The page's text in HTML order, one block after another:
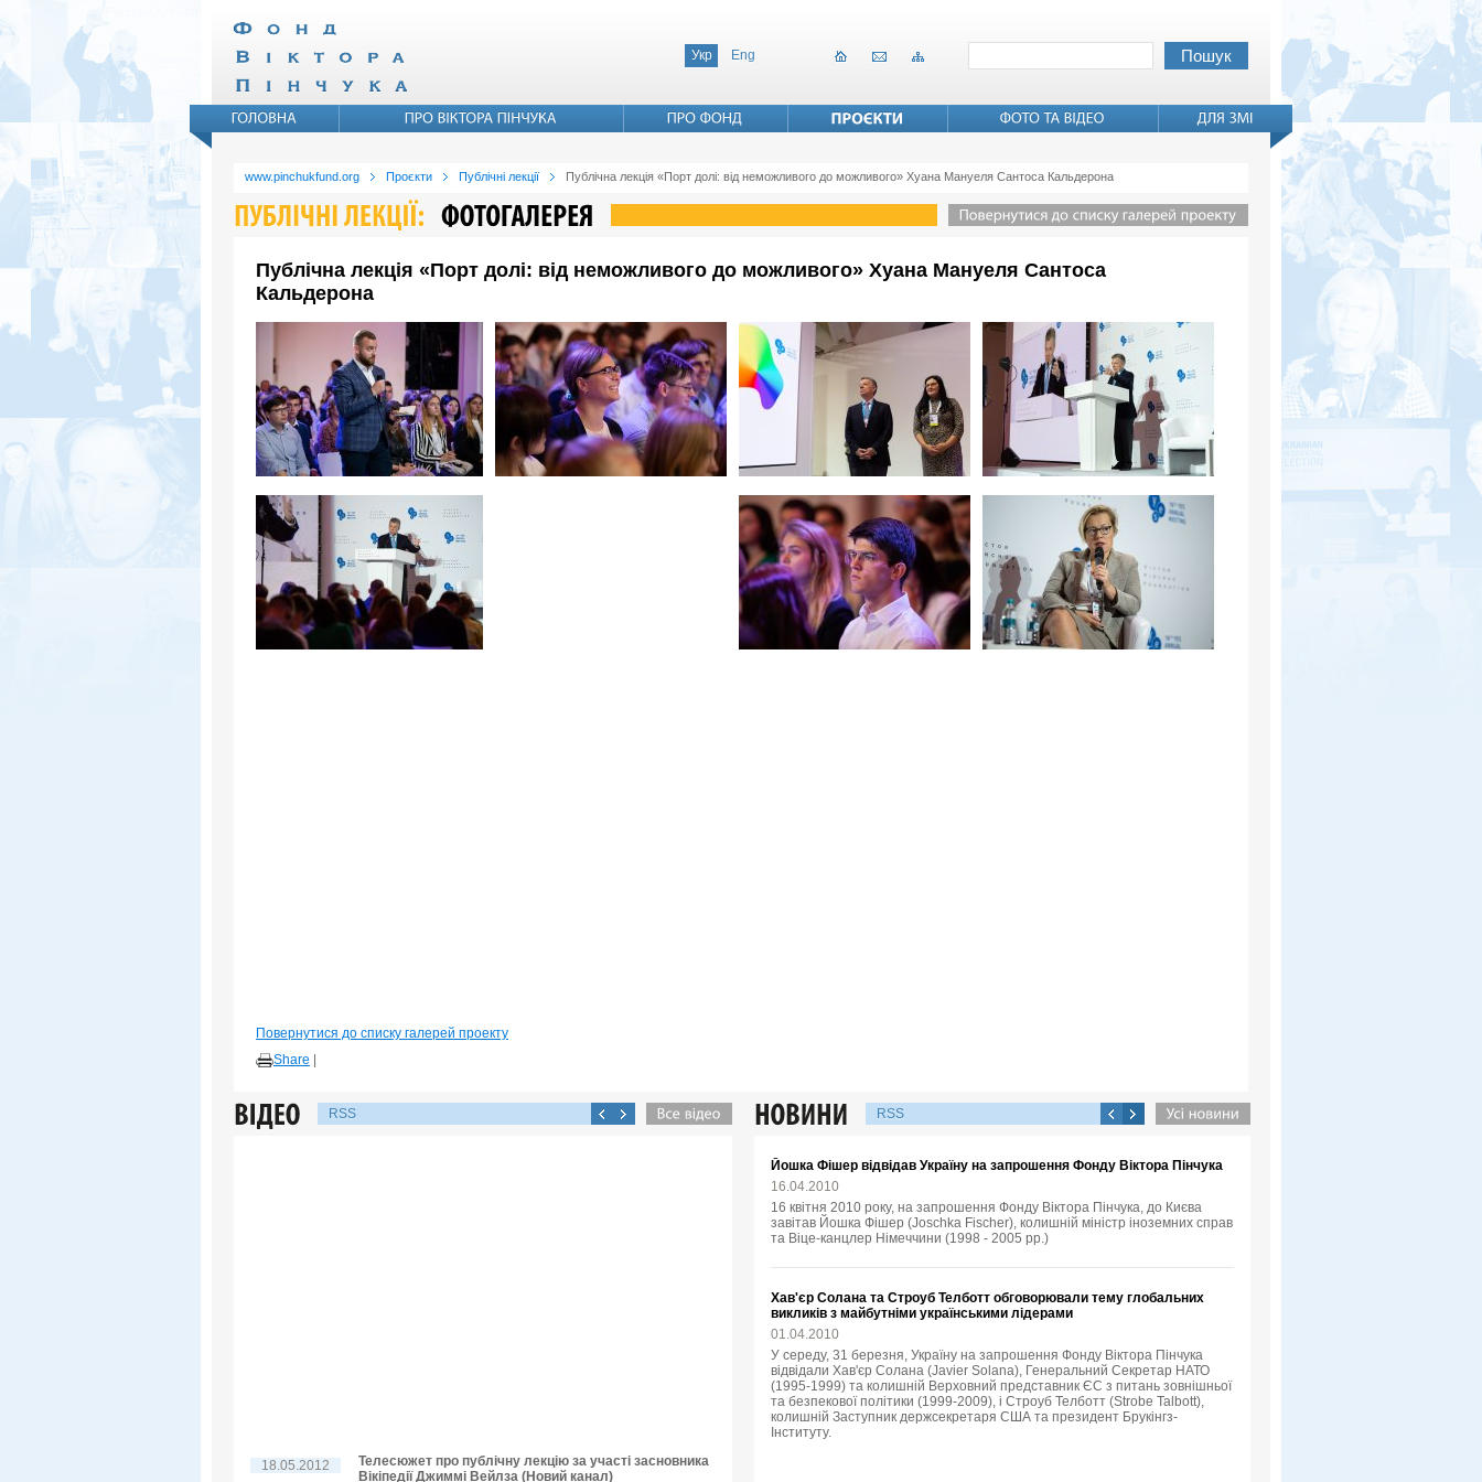
Укр Eng
www.pinchukfund.org Проєкти Публічні лекції Публічна лекція «Порт долі: від неможливого до можливого» Хуана Мануеля Сантоса Кальдерона
Публічна лекція «Порт долі: від неможливого до можливого» Хуана Мануеля Сантоса
Кальдерона
Повернутися до списку галерей проекту
Share
RSS
18.05.2012
Телесюжет про публічну лекцію за участі засновника
Вікіпедії Джиммі Вейлза (Новий канал)
RSS
Йошка Фішер відвідав Україну на запрошення Фонду Віктора Пінчука
16.04.2010
16 квітня 2010 року, на запрошення Фонду Віктора Пінчука, до Києва
завітав Йошка Фішер (Joschka Fischer), колишній міністр іноземних справ
та Віце-канцлер Німеччини (1998 - 2005 рр.)
Хав'єр Солана та Строуб Телботт обговорювали тему глобальних
викликів з майбутніми українськими лідерами
01.04.2010
У середу, 31 березня, Україну на запрошення Фонду Віктора Пінчука
відвідали Хав'єр Солана (Javier Solana), Генеральний Секретар НАТО
(1995-1999) та колишній Верховний представник ЄС з питань зовнішньої
та безпекової політики (1999-2009), і Строуб Телботт (Strobe Talbott),
колишній Заступник держсекретаря США та президент Брукінгз-
Інституту.